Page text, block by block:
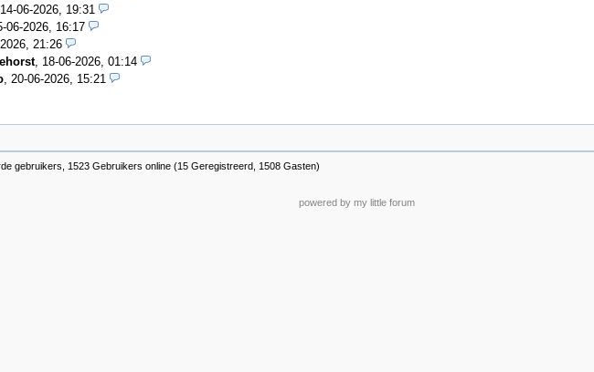
14-06-2026, 19:31
06-2026, 16:17
21:26
, 18-06-2026, 01:14
20-06-2026, 15:21
gebruikers, 1523 Gebruikers online (15 Geregistreerd, 1508 Gasten)
powered by my little forum